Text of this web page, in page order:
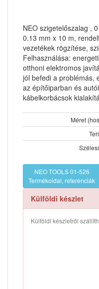
NEO szigetelőszalag ,
0.13 mm x 10 m,
vezetékek rögzítése,
Felhasználása:
otthoni elektromos
jól befedi a problémás,
az építőiparban és
kábelkorbácsok
Méret
NEO TOOLS 01-526
Termékoldal, referenciák
Külföldi készlet
Külföldi készletről